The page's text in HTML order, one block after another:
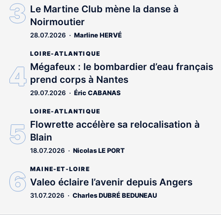
aux
abonnés
Le Martine Club mène la danse à
Noirmoutier
28.07.2026 Marline HERVÉ
LOIRE-ATLANTIQUE
Mégafeux : le bombardier d’eau français
prend corps à Nantes
29.07.2026 Éric CABANAS
LOIRE-ATLANTIQUE
Flowrette accélère sa relocalisation à
Blain
18.07.2026 Nicolas LE PORT
MAINE-ET-LOIRE
Valeo éclaire l’avenir depuis Angers
31.07.2026 Charles DUBRÉ BEDUNEAU